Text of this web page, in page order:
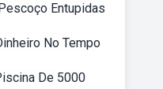
Entupidas
No Tempo
De 5000